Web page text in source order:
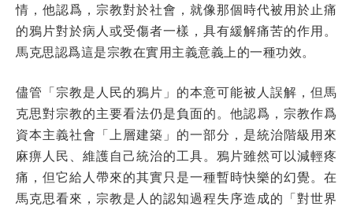
情，他認爲，宗教對於社會，就像那個時代被用於止痛
的鴉片對於病人或受傷者一樣，具有緩解痛苦的作用。
馬克思認爲這是宗教在實用主義意義上的一種功效。
儘管「宗教是人民的鴉片」的本意可能被人誤解，但馬
克思對宗教的主要看法仍是負面的。他認爲，宗教作爲
資本主義社會「上層建築」的一部分，是統治階級用來
麻痹人民、維護自己統治的工具。鴉片雖然可以減輕疼
痛，但它給人帶來的其實只是一種暫時快樂的幻覺。在
馬克思看來，宗教是人的認知過程失序造成的「對世界